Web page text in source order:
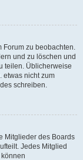
zu beobachten.
und zu löschen und
teilen. Üblicherweise
etwas nicht zum
schreiben.
Mitglieder des Boards
Jedes Mitglied